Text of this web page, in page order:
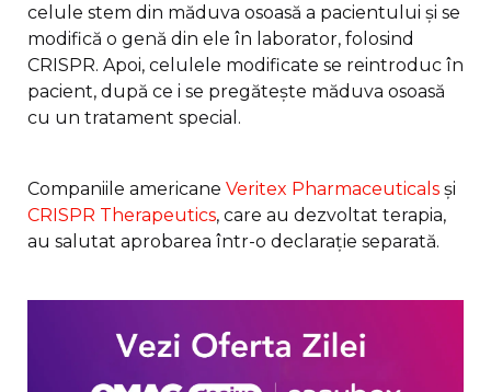
celule stem din măduva osoasă a pacientului și se
modifică o genă din ele în laborator, folosind
CRISPR. Apoi, celulele modificate se reintroduc în
pacient, după ce i se pregătește măduva osoasă
cu un tratament special.
Companiile americane Veritex Pharmaceuticals și
CRISPR Therapeutics, care au dezvoltat terapia,
au salutat aprobarea într-o declarație separată.